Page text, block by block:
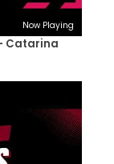
Now Playing
Catarina